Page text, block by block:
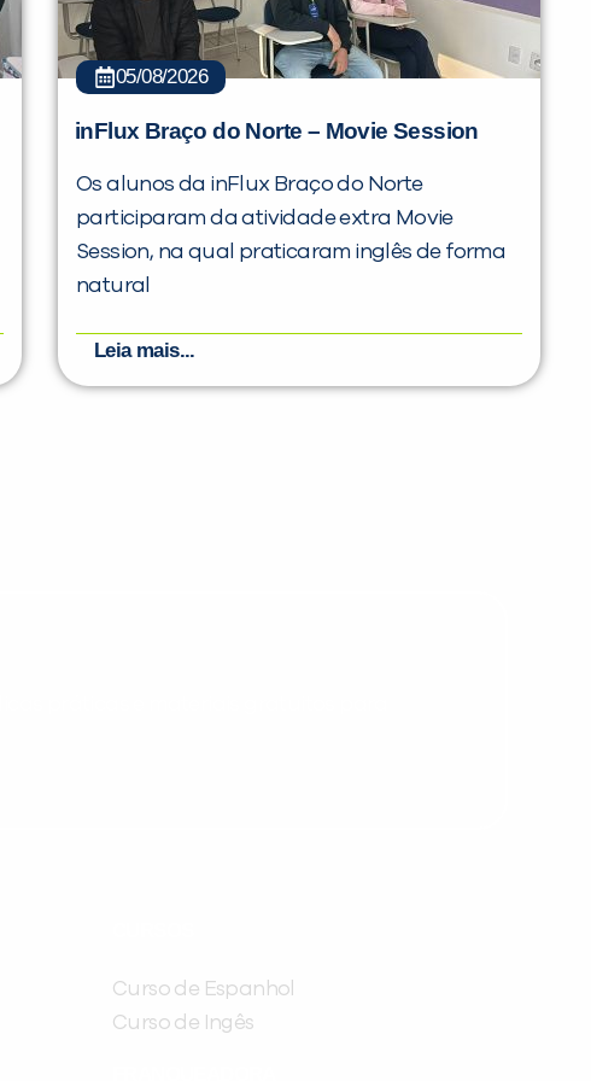
05/08/2026
inFlux Braço do Norte – Movie Session
Os alunos da inFlux Braço do Norte
participaram da atividade extra Movie
Session, na qual praticaram inglês de forma
natural
Leia mais...
Curso de Espanhol
Curso de Ingês
PEÇA UMA DEMONSTRAÇÃO DE MÉTODO